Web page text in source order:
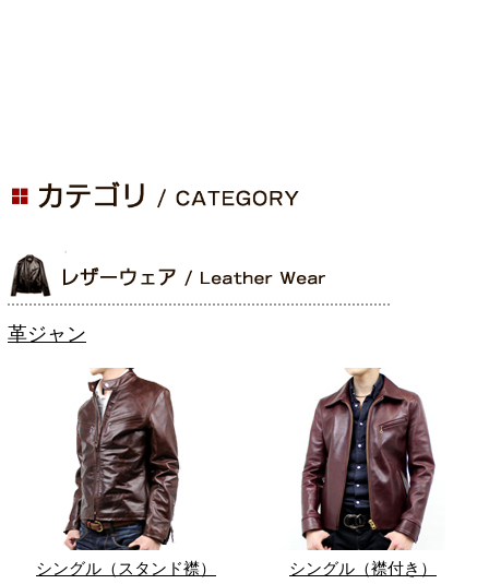
革ジャン
シングル（スタンド襟） シングル（襟付き）